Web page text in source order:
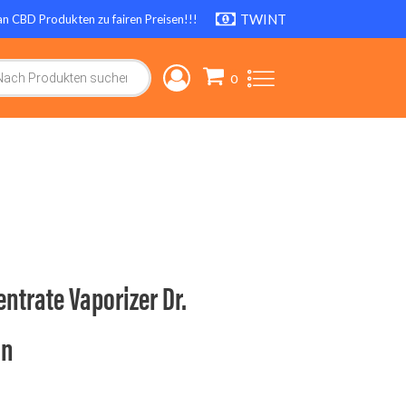
CBD Produkten zu fairen Preisen!!! TWINT
Vaporizer Dr.